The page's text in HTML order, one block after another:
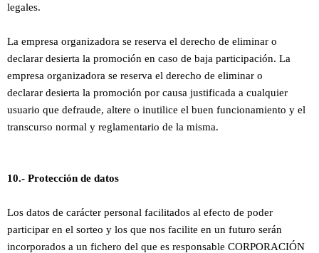
legales.
La empresa organizadora se reserva el derecho de eliminar o
declarar desierta la promoción en caso de baja participación. La
empresa organizadora se reserva el derecho de eliminar o
declarar desierta la promoción por causa justificada a cualquier
usuario que defraude, altere o inutilice el buen funcionamiento y el
transcurso normal y reglamentario de la misma.
10.- Protección de datos
Los datos de carácter personal facilitados al efecto de poder
participar en el sorteo y los que nos facilite en un futuro serán
incorporados a un fichero del que es responsable CORPORACIÓN